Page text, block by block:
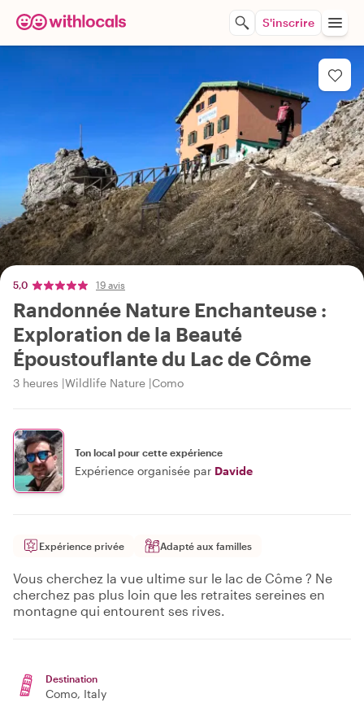
S'inscrire
5,0 19 avis
Randonnée Nature Enchanteuse :
Exploration de la Beauté
Époustouflante du Lac de Côme
3 heures Wildlife Nature Como
Ton local pour cette expérience
Expérience organisée par Davide
Expérience privée Adapté aux familles
Vous cherchez la vue ultime sur le lac de Côme ? Ne
cherchez pas plus loin que les retraites sereines en
montagne qui entourent ses rives.
Destination
Como, Italy